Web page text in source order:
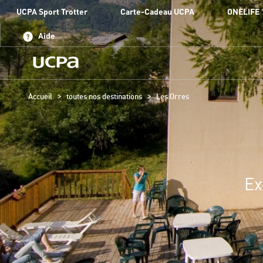
UCPA Sport Trotter Carte-Cadeau UCPA
Aide
Accueil > toutes nos destinations > Les Orres